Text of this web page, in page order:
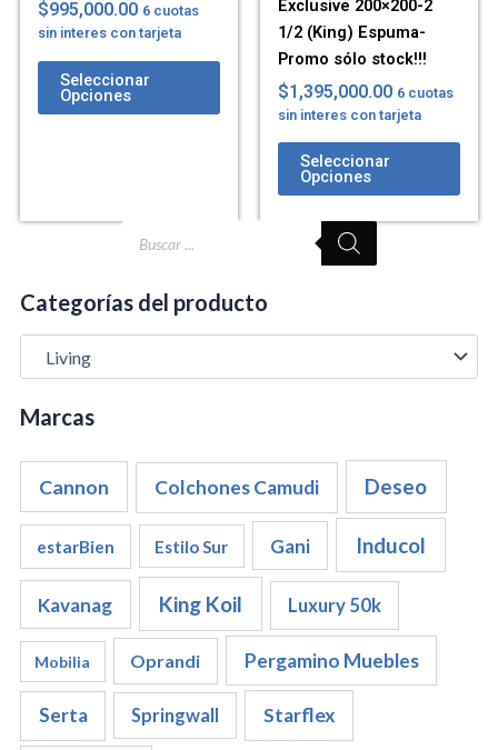
$995,000.00 6 cuotas
sin interes con tarjeta
Seleccionar
Opciones
Exclusive 200×200-2
1/2 (King) Espuma-
Promo sólo stock!!!
$1,395,000.00 6 cuotas
sin interes con tarjeta
Seleccionar
Opciones
Categorías del producto
Marcas
Cannon Colchones Camudi Deseo
estarBien Estilo Sur Gani Inducol
Kavanag King Koil Luxury 50k
Mobilia Oprandi Pergamino Muebles
Serta Springwall Starflex